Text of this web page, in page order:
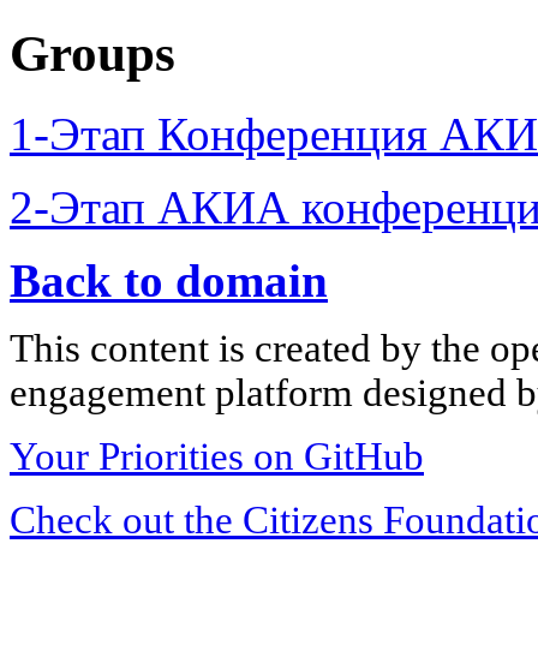
Groups
1-Этап Конференция
2-Этап АКИА
Back to domain
This content is created by the
engagement platform designed
Your Priorities on GitHub
Check out the Citizens